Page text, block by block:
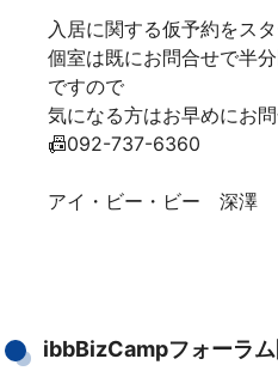
入居に関する仮予約をス
個室は既にお問合せで半
ですので
気になる方はお早めにお
📠092-737-6360
アイ・ビー・ビー 深澤
ibbBizCampフォーラ